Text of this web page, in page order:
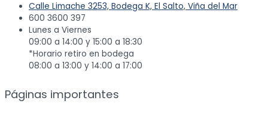
Calle Limache 3253, Bodega K, El Salto, Viña del Mar
600 3600 397
Lunes a Viernes
09:00 a 14:00 y 15:00 a 18:30
*Horario retiro en bodega
08:00 a 13:00 y 14:00 a 17:00
Páginas importantes